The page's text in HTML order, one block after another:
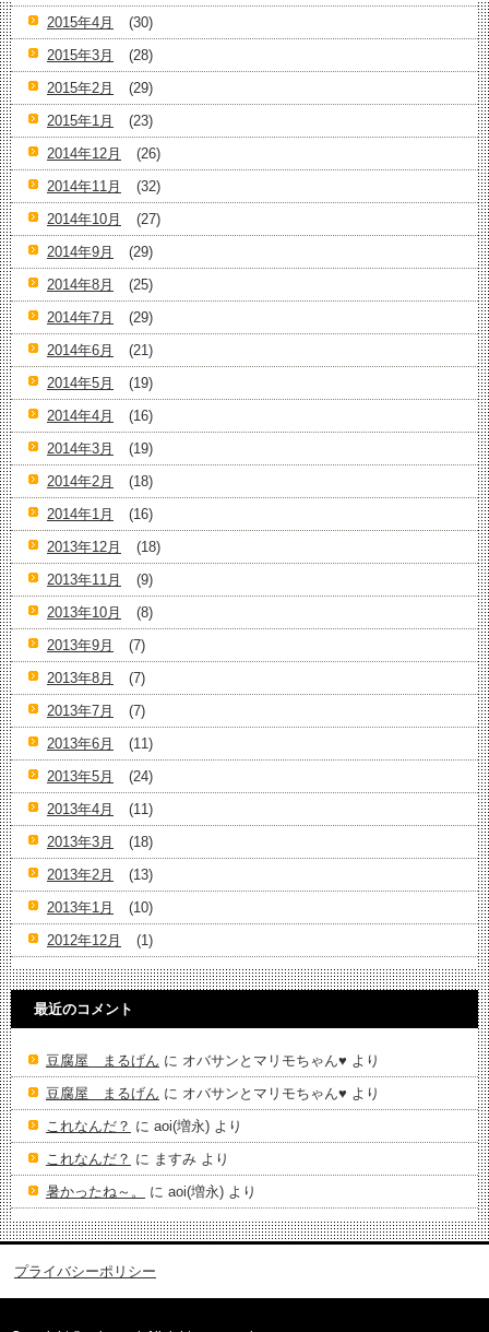
2015年4月
(30)
2015年3月
(28)
2015年2月
(29)
2015年1月
(23)
2014年12月
(26)
2014年11月
(32)
2014年10月
(27)
2014年9月
(29)
2014年8月
(25)
2014年7月
(29)
2014年6月
(21)
2014年5月
(19)
2014年4月
(16)
2014年3月
(19)
2014年2月
(18)
2014年1月
(16)
2013年12月
(18)
2013年11月
(9)
2013年10月
(8)
2013年9月
(7)
2013年8月
(7)
2013年7月
(7)
2013年6月
(11)
2013年5月
(24)
2013年4月
(11)
2013年3月
(18)
2013年2月
(13)
2013年1月
(10)
2012年12月
(1)
最近のコメント
豆腐屋 まるげん に オバサンとマリモちゃん♥️ より
豆腐屋 まるげん に オバサンとマリモちゃん♥️ より
これなんだ？ に aoi(増永) より
これなんだ？ に ますみ より
暑かったね～。
に aoi(増永) より
プライバシーポリシー